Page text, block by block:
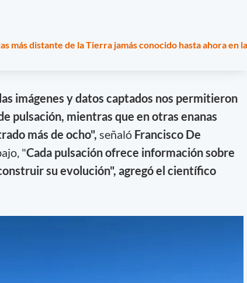
más distante de la Tierra jamás conocido hasta ahora en la
imágenes y datos captados nos permitieron
pulsación, mientras que en otras enanas
más de ocho", señaló Francisco De
"Cada pulsación ofrece información sobre
su evolución", agregó el científico